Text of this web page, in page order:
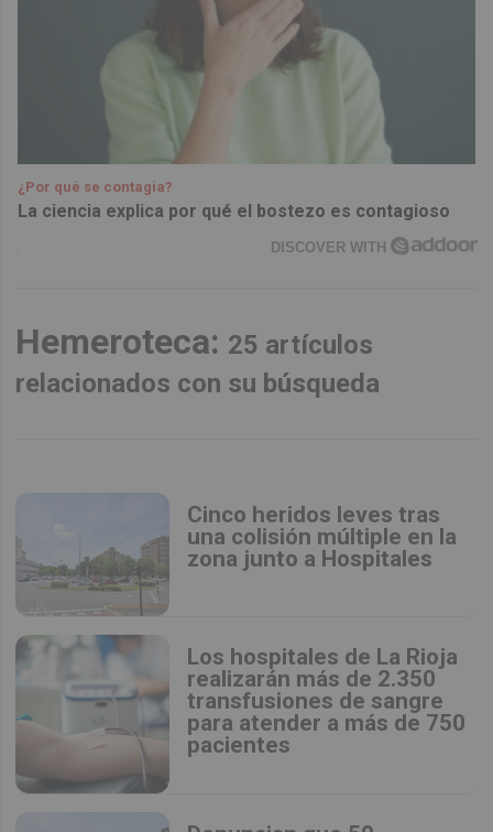
¿Por qué se contagia?
La ciencia explica por qué el bostezo es contagioso
DISCOVER WITH
Hemeroteca: 25 artículos
relacionados con su búsqueda
Cinco heridos leves tras
una colisión múltiple en la
zona junto a Hospitales
Los hospitales de La Rioja
realizarán más de 2.350
transfusiones de sangre
para atender a más de 750
pacientes